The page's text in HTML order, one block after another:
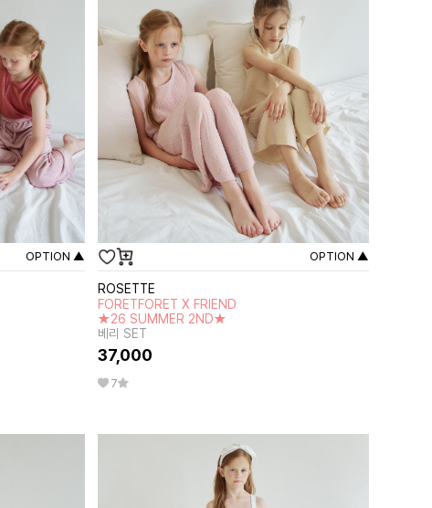
OPTION ▲ OPTION ▲
ROSETTE
FORETFORET X FRIEND
★26 SUMMER 2ND★
베리 SET
37,000
7